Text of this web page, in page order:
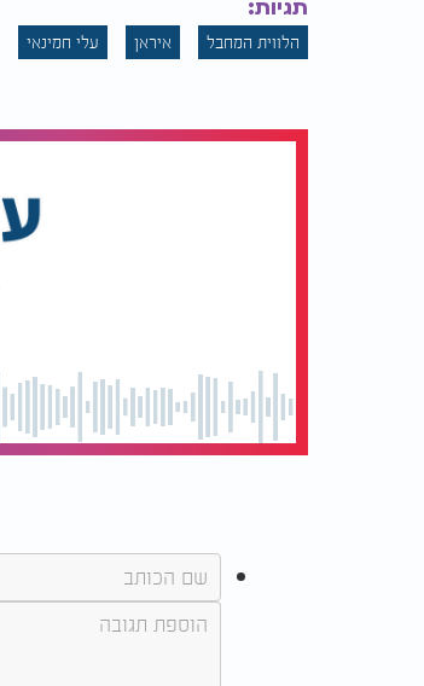
תגיות:
הלווית המחבל איראן עלי חמינאי